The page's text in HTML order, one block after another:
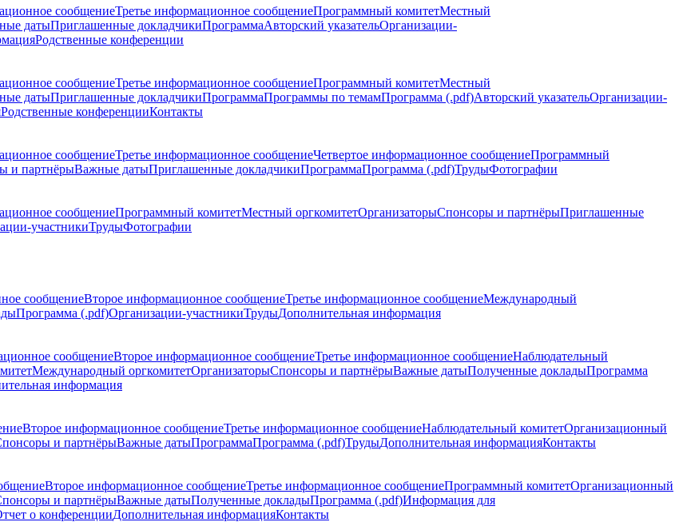
сообщениеТретье информационное сообщениеПрограммный комитетМестный
датыПриглашенные докладчикиПрограммаАвторский указательОрганизации-
Родственные конференции
сообщениеТретье информационное сообщениеПрограммный комитетМестный
датыПриглашенные докладчикиПрограммаПрограммы по темамПрограмма (.pdf)Авторский указательОрганизации-
Родственные конференцииКонтакты
сообщениеТретье информационное сообщениеЧетвертое информационное сообщениеПрограммный
и партнёрыВажные датыПриглашенные докладчикиПрограммаПрограмма (.pdf)ТрудыФотографии
сообщениеПрограммный комитетМестный оргкомитетОрганизаторыСпонсоры и партнёрыПриглашенные
участникиТрудыФотографии
сообщениеВторое информационное сообщениеТретье информационное сообщениеМеждународный
Программа (.pdf)Организации-участникиТрудыДополнительная информация
сообщениеВторое информационное сообщениеТретье информационное сообщениеНаблюдательный
Международный оргкомитетОрганизаторыСпонсоры и партнёрыВажные датыПолученные докладыПрограмма
информация
Второе информационное сообщениеТретье информационное сообщениеНаблюдательный комитетОрганизационный
и партнёрыВажные датыПрограммаПрограмма (.pdf)ТрудыДополнительная информацияКонтакты
Второе информационное сообщениеТретье информационное сообщениеПрограммный комитетОрганизационный
и партнёрыВажные датыПолученные докладыПрограмма (.pdf)Информация для
о конференцииДополнительная информацияКонтакты